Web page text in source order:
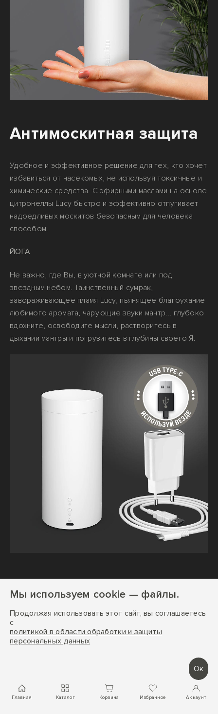
Антимоскитная защита
Удобное и эффективное решение для тех, кто хочет
избавиться от насекомых, не используя токсичные и
химические средства. С эфирными маслами на основе
цитронеллы Lucy быстро и эффективно отпугивает
надоедливых москитов безопасным для человека
способом.
ЙОГА
Не важно, где Вы, в уютной комнате или под
звездным небом. Таинственный сумрак,
завораживающее пламя Lucy, пьянящее благоухание
любимого аромата, чарующие звуки мантр... глубоко
вдохните, освободите мысли, растворитесь в
дыхании мантры и погрузитесь в глубины своего Я.
Не содержит BPA и BPS
Ароматизатор Lucy не содержит BPA (бисфенол А) и
BPS (бисфенол S). Эти вещества встречаются в
некоторых видах пластика и считаются потенциально
опасными для здоровья. Отказ от их использования
Главная Каталог Корзина Избранное Аккаунт
Мы используем cookie — файлы.
Продолжая использовать этот сайт, вы соглашаетесь
с
политикой в области обработки и защиты
персональных данных
Ок